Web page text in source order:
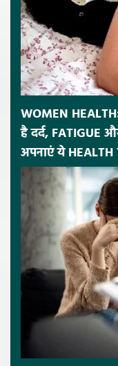
WOMEN
है दर्द, FATIGUE
अपनाएं ये HEALTH